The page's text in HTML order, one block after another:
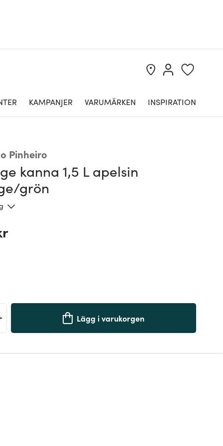
KAMPANJER VARUMÄRKEN INSPIRATION
Pinheiro
kanna 1,5 L apelsin
grön
Lägg i varukorgen